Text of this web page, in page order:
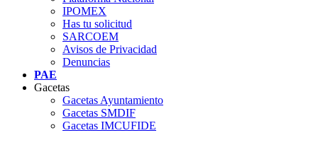
IPOMEX
Has tu solicitud
SARCOEM
Avisos de Privacidad
Denuncias
PAE
Gacetas
Gacetas Ayuntamiento
Gacetas SMDIF
Gacetas IMCUFIDE